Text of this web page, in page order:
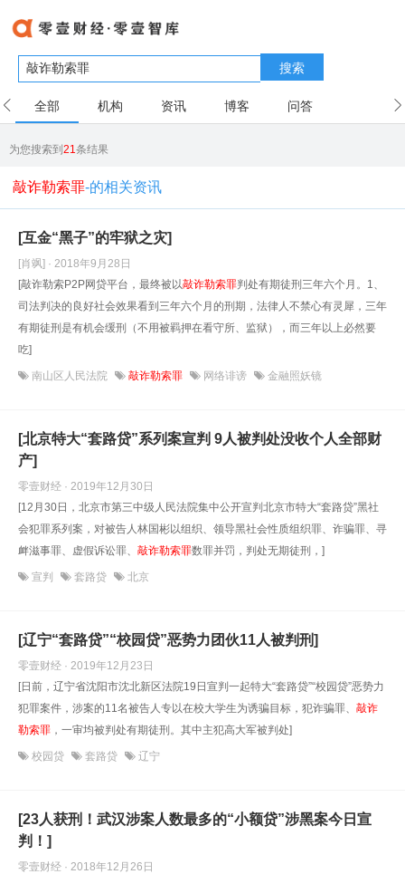
搜索
全部 机构 资讯 博客 问答
为您搜索到21条结果
敲诈勒索罪-的相关资讯
[互金“黑子”的牢狱之灾]
[肖飒] · 2018年9月28日
[敲诈勒索P2P网贷平台，最终被以敲诈勒索罪判处有期徒刑三年六个月。1、
司法判决的良好社会效果看到三年六个月的刑期，法律人不禁心有灵犀，三年
有期徒刑是有机会缓刑（不用被羁押在看守所、监狱），而三年以上必然要
吃]
南山区人民法院 敲诈勒索罪 网络诽谤 金融照妖镜
[北京特大“套路贷”系列案宣判 9人被判处没收个人全部财
产]
零壹财经 · 2019年12月30日
[12月30日，北京市第三中级人民法院集中公开宣判北京市特大“套路贷”黑社
会犯罪系列案，对被告人林国彬以组织、领导黑社会性质组织罪、诈骗罪、寻
衅滋事罪、虚假诉讼罪、 敲诈勒索罪数罪并罚，判处无期徒刑，]
宣判 套路贷 北京
[辽宁“套路贷”“校园贷”恶势力团伙11人被判刑]
零壹财经 · 2019年12月23日
[日前，辽宁省沈阳市沈北新区法院19日宣判一起特大“套路贷”“校园贷”恶势力
犯罪案件，涉案的11名被告人专以在校大学生为诱骗目标，犯诈骗罪、 敲诈
勒索罪 ，一审均被判处有期徒刑。其中主犯高大军被判处]
校园贷 套路贷 辽宁
[23人获刑！武汉涉案人数最多的“小额贷”涉黑案今日宣
判！]
零壹财经 · 2018年12月26日